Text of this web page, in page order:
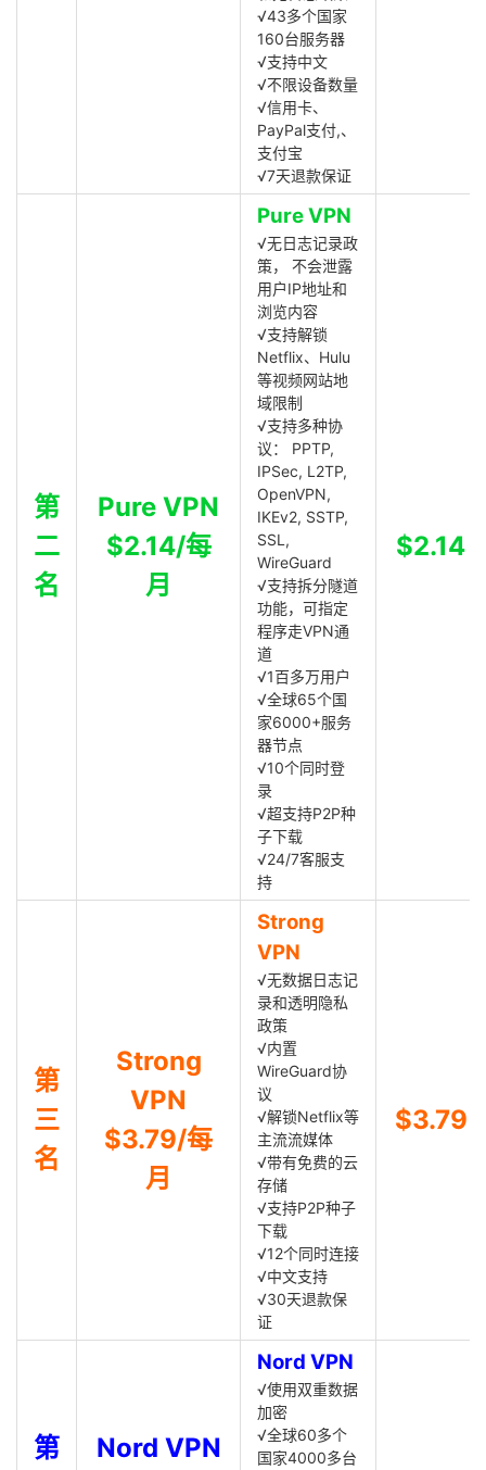
√43多个国家
160台服务器
√支持中文
√不限设备数量
√信用卡、
PayPal支付,、
支付宝
√7天退款保证
第
二
名
Pure VPN
$2.14/每
月
Pure VPN
√无日志记录政
策， 不会泄露
用户IP地址和
浏览内容
√支持解锁
Netflix、Hulu
等视频网站地
域限制
√支持多种协
议： PPTP,
IPSec, L2TP,
OpenVPN,
IKEv2, SSTP,
SSL,
WireGuard
√支持拆分隧道
功能，可指定
程序走VPN通
道
√1百多万用户
√全球65个国
家6000+服务
器节点
√10个同时登
录
√超支持P2P种
子下载
√24/7客服支
持
$2.14
第
三
名
Strong
VPN
$3.79/每
月
Strong
VPN
√无数据日志记
录和透明隐私
政策
√内置
WireGuard协
议
√解锁Netflix等
主流流媒体
√带有免费的云
存储
√支持P2P种子
下载
√12个同时连接
√中文支持
√30天退款保
证
$3.79
第
Nord VPN
Nord VPN
√使用双重数据
加密
√全球60多个
国家4000多台